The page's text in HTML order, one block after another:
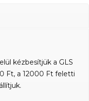
kézbesítjük a GLS
Ft, a 12000 Ft feletti